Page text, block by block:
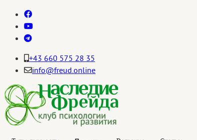
+43 660 575 28 35
info@freud.online